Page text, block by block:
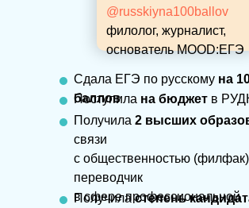
Сдала ЕГЭ по русскому на
баллов
@russkiyna100ballov
филолог, журналист,
основатель MOOD:ЕГЭ
Поступила на бюджет в
Получила 2 высших
связи
с общественностью
переводчик
в сфере профессиональной
Получиластепень